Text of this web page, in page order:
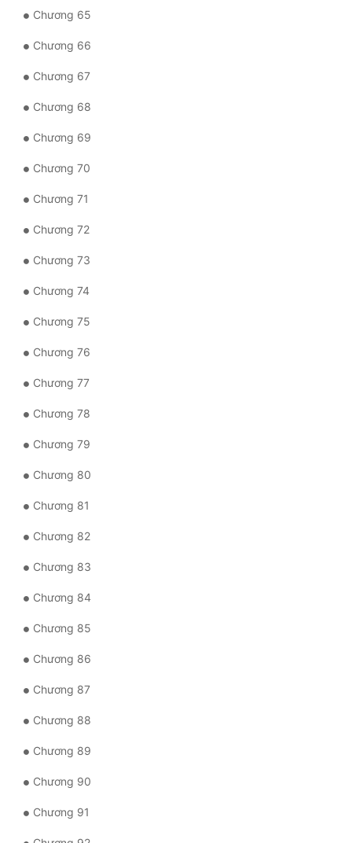
Điềm ĐạmChương 65
Chương 66
Chương 67
Chương 68
Chương 69
Chương 70
Chương 71
Chương 72
Chương 73
Chương 74
Chương 75
Chương 76
Chương 77
Chương 78
Chương 79
Chương 80
Chương 81
Chương 82
Chương 83
Chương 84
Chương 85
Chương 86
Chương 87
Chương 88
Chương 89
Chương 90
Chương 91